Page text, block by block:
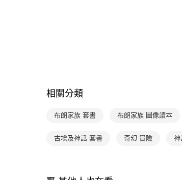
相關分類
布朗家族 套書 布朗家族 圖像讀本
古埃及神話 套書 奇幻 冒險 神